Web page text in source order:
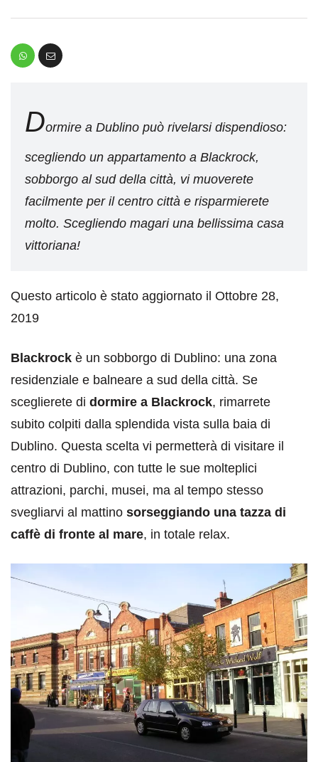
Dormire a Dublino può rivelarsi dispendioso:
scegliendo un appartamento a Blackrock,
sobborgo al sud della città, vi muoverete
facilmente per il centro città e risparmierete
molto. Scegliendo magari una bellissima casa
vittoriana!
Questo articolo è stato aggiornato il Ottobre 28,
2019
Blackrock è un sobborgo di Dublino: una zona
residenziale e balneare a sud della città. Se
sceglierete di dormire a Blackrock, rimarrete
subito colpiti dalla splendida vista sulla baia di
Dublino. Questa scelta vi permetterà di visitare il
centro di Dublino, con tutte le sue molteplici
attrazioni, parchi, musei, ma al tempo stesso
svegliarvi al mattino sorseggiando una tazza di
caffè di fronte al mare, in totale relax.